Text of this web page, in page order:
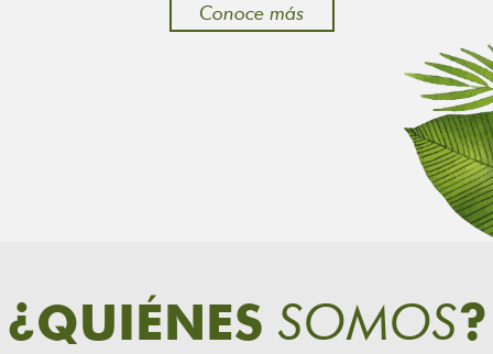
Conoce más
¿QUIÉNES SOMOS?